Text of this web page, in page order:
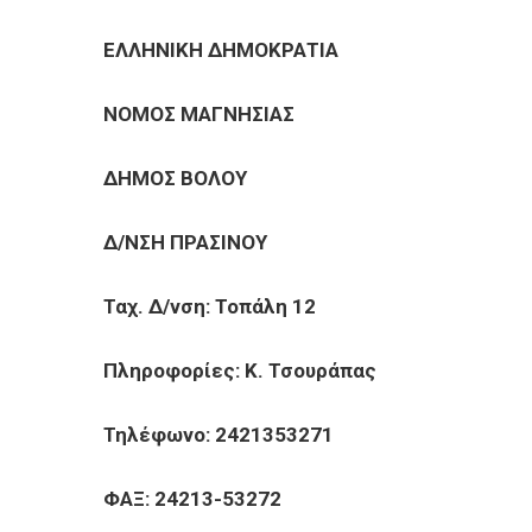
ΕΛΛΗΝΙΚΗ ΔΗΜΟΚΡΑΤΙΑ
ΝΟΜΟΣ ΜΑΓΝΗΣΙΑΣ
ΔΗΜΟΣ ΒΟΛΟΥ
Δ/ΝΣΗ ΠΡΑΣΙΝΟΥ Αρ.
Ταχ. Δ/νση: Τοπάλη 12
Πληροφορίες: Κ. Τσουράπας
Τηλέφωνο: 2421353271
ΦΑΞ: 24213-53272